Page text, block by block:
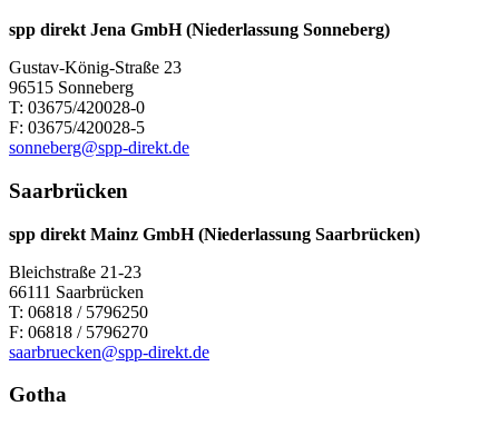
spp direkt Jena GmbH (Niederlassung Sonneberg)
Gustav-König-Straße 23
96515 Sonneberg
T: 03675/420028-0
F: 03675/420028-5
sonneberg@spp-direkt.de
Saarbrücken
spp direkt Mainz GmbH (Niederlassung Saarbrücken)
Bleichstraße 21-23
66111 Saarbrücken
T: 06818 / 5796250
F: 06818 / 5796270
saarbruecken@spp-direkt.de
Gotha